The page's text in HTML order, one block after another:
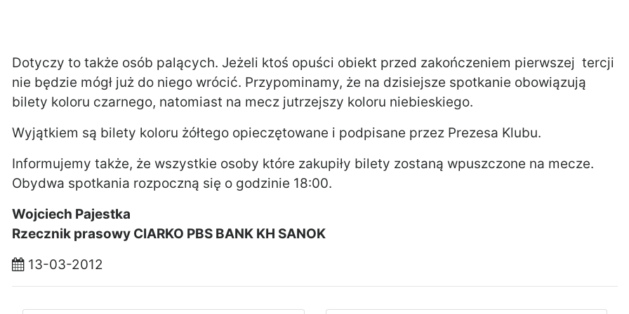
Dotyczy to także osób palących. Jeżeli ktoś opuści obiekt przed zakończeniem pierwszej tercji
nie będzie mógł już do niego wrócić. Przypominamy, że na dzisiejsze spotkanie obowiązują
bilety koloru czarnego, natomiast na mecz jutrzejszy koloru niebieskiego.
Wyjątkiem są bilety koloru żółtego opieczętowane i podpisane przez Prezesa Klubu.
Informujemy także, że wszystkie osoby które zakupiły bilety zostaną wpuszczone na mecze.
Obydwa spotkania rozpoczną się o godzinie 18:00.
Wojciech Pajestka
Rzecznik prasowy CIARKO PBS BANK KH SANOK
13-03-2012